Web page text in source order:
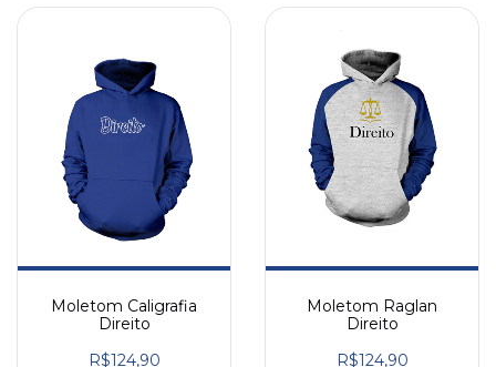
Moletom Caligrafia
Direito
R$124,90
Moletom Raglan
Direito
R$124,90